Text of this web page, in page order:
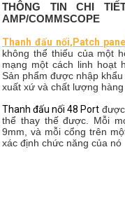
THÔNG TIN CHI
AMP/COMMSCOPE
Thanh đấu nối,Patch
không thể thiếu của một
mạng một cách linh hoạt
Sản phẩm được nhập
xuất xứ và chất lượng hàng
Thanh đấu nối 48 Port
thể thay thế được. Mỗi
9mm, và mỗi cổng trên
xác định chức năng của nó